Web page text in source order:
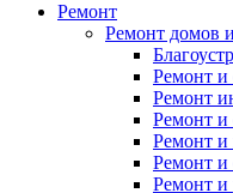
Ремонт
Ремонт домов
Ремонт и
Ремонт
Ремонт и
Ремонт и
Ремонт и
Ремонт и